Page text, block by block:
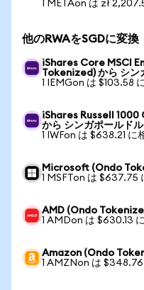
1 METAon は zł
他のRWAをSGDに変換
iShares Core MSCI
Tokenized) から シン
1 IEMGon は $103.58
iShares Russell
から シンガポールドル
1 IWFon は $638.21 に
Microsoft (Ondo
1 MSFTon は $637.75
AMD (Ondo
1 AMDon は $630.13
Amazon (Ondo
1 AMZNon は $348.76